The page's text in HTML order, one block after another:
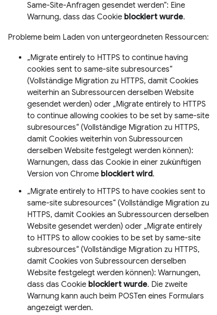
Same-Site-Anfragen gesendet werden“: Eine
Warnung, dass das Cookie blockiert wurde.
Probleme beim Laden von untergeordneten Ressourcen:
„Migrate entirely to HTTPS to continue having
cookies sent to same-site subresources“
(Vollständige Migration zu HTTPS, damit Cookies
weiterhin an Subressourcen derselben Website
gesendet werden) oder „Migrate entirely to HTTPS
to continue allowing cookies to be set by same-site
subresources“ (Vollständige Migration zu HTTPS,
damit Cookies weiterhin von Subressourcen
derselben Website festgelegt werden können):
Warnungen, dass das Cookie in einer zukünftigen
Version von Chrome blockiert wird.
„Migrate entirely to HTTPS to have cookies sent to
same-site subresources“ (Vollständige Migration zu
HTTPS, damit Cookies an Subressourcen derselben
Website gesendet werden) oder „Migrate entirely
to HTTPS to allow cookies to be set by same-site
subresources“ (Vollständige Migration zu HTTPS,
damit Cookies von Subressourcen derselben
Website festgelegt werden können): Warnungen,
dass das Cookie blockiert wurde. Die zweite
Warnung kann auch beim POSTen eines Formulars
angezeigt werden.